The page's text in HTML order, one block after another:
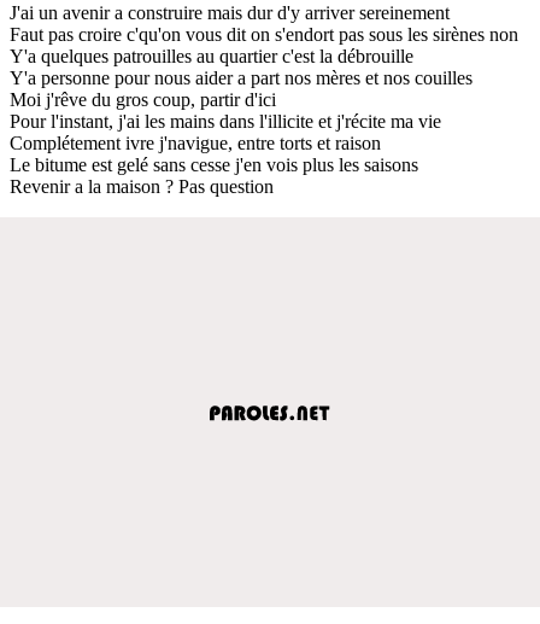
J'ai un avenir a construire mais dur d'y arriver sereinement
Faut pas croire c'qu'on vous dit on s'endort pas sous les sirènes non
Y'a quelques patrouilles au quartier c'est la débrouille
Y'a personne pour nous aider a part nos mères et nos couilles
Moi j'rêve du gros coup, partir d'ici
Pour l'instant, j'ai les mains dans l'illicite et j'récite ma vie
Complétement ivre j'navigue, entre torts et raison
Le bitume est gelé sans cesse j'en vois plus les saisons
Revenir a la maison ? Pas question